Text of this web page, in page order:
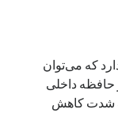
که می‌توان
حافظه داخلی
شدت کاهش